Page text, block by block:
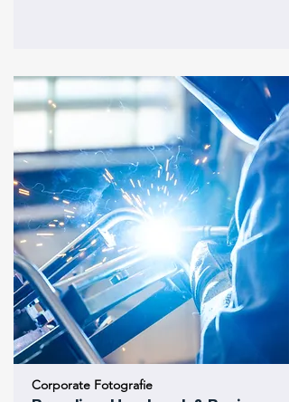
Corporate Fotografie